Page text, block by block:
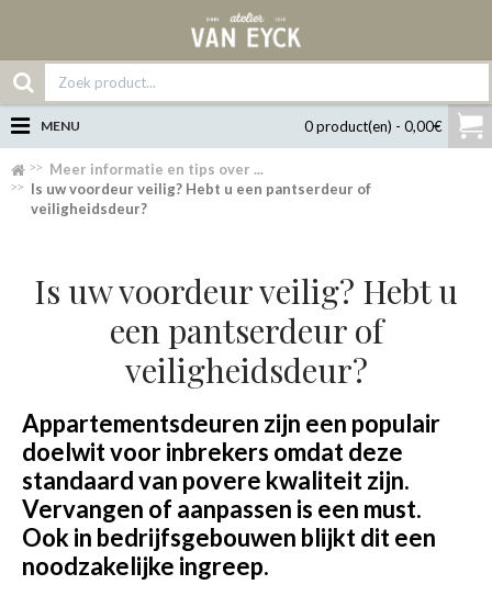
0 product(en) - 0,00€
MENU
Meer informatie en tips over ...
Is uw voordeur veilig? Hebt u een pantserdeur of
veiligheidsdeur?
Is uw voordeur veilig? Hebt u
een pantserdeur of
veiligheidsdeur?
Appartementsdeuren zijn een populair
doelwit voor inbrekers omdat deze
standaard van povere kwaliteit zijn.
Vervangen of aanpassen is een must.
Ook in bedrijfsgebouwen blijkt dit een
noodzakelijke ingreep.